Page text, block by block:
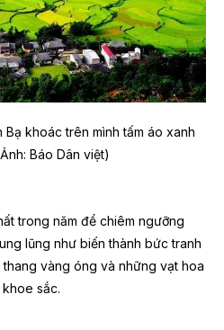
khoác trên mình tấm áo xanh
Báo Dân việt)
trong năm để chiêm ngưỡng
lũng như biến thành bức tranh
vàng óng và những vạt hoa
sắc.